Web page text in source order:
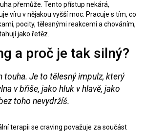
přemůže. Tento přístup nekárá,
víru v nějakou vyšší moc. Pracuje s tím, co
pocity, tělesnými reakcemi a chováním,
jako řetěz.
a proč je tak silný?
touha. Je to tělesný impulz, který
v břiše, jako hluk v hlavě, jako
toho nevydržíš.
terapii se craving považuje za součást